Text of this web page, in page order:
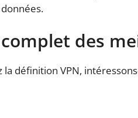
des
la définition VPN,